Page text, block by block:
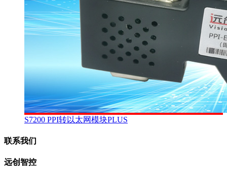
S7200 PPI转以太网模块PLUS
联系我们
远创智控